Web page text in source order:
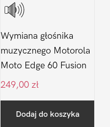
Wymiana głośnika
muzycznego Motorola
Moto Edge 60 Fusion
249,00 zł
Dodaj do koszyka